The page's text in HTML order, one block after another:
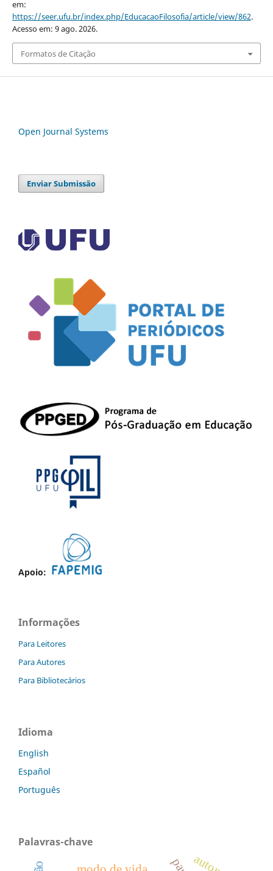
em:
https://seer.ufu.br/index.php/EducacaoFilosofia/article/view/862.
Acesso em: 9 ago. 2026.
Formatos de Citação
Open Journal Systems
Enviar Submissão
Apoio:
Informações
Para Leitores
Para Autores
Para Bibliotecários
Idioma
English
Español
Português
Palavras-chave